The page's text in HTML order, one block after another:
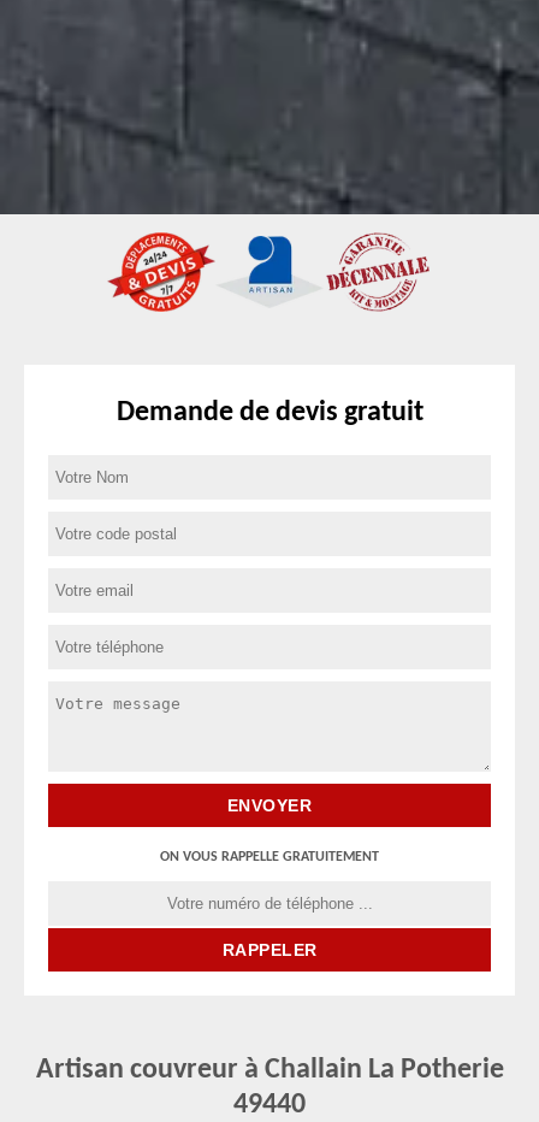
Demande de devis gratuit
ON VOUS RAPPELLE GRATUITEMENT
Artisan couvreur à Challain La Potherie
49440